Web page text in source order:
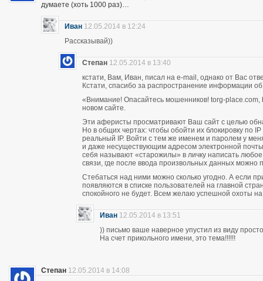
думаете (хоть 1000 раз)…
Иван 12.05.2014 в 12:24
Рассказывай))
Степан 12.05.2014 в 13:40
кстати, Вам, Иван, писал на e-mail, однако от Вас
Кстати, спасибо за распространение информации
«Внимание! Опасайтесь мошенников! torg-place.com,
новом сайте.
Эти аферисты просматривают Ваш сайт с целью
Но в общих чертах: чтобы обойти их блокировку по
реальный IP. Войти с тем же именем и паролем у
и даже несуществующим адресом электронной
себя называют «старожилы» в личку написать
связи, где после ввода произвольных данных можно
Стебаться над ними можно сколько угодно. А если
появляются в списке пользователей на главной
спокойного не будет. Всем желаю успешной охоты
Иван 12.05.2014 в 13:51
)) письмо ваше наверное упустил из виду
На счет прикольного имени, это тема!!!!!!
Степан 12.05.2014 в 14:08